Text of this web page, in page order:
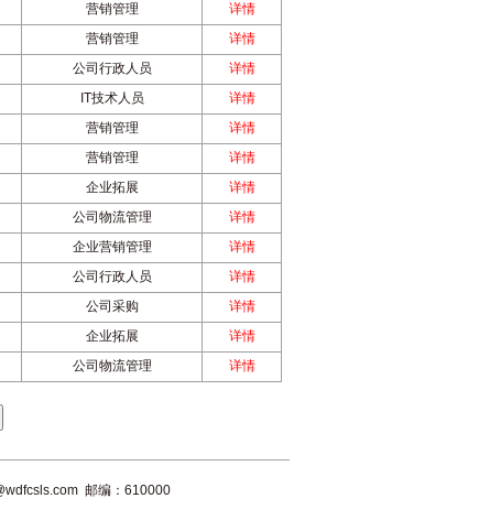
营销管理
详情
营销管理
详情
公司行政人员
详情
IT技术人员
详情
营销管理
详情
营销管理
详情
企业拓展
详情
公司物流管理
详情
企业营销管理
详情
公司行政人员
详情
公司采购
详情
企业拓展
详情
公司物流管理 详情
邮编：610000